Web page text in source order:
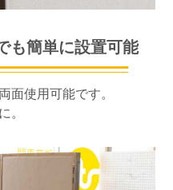
も簡単に設置可能
面使用可能です。
。